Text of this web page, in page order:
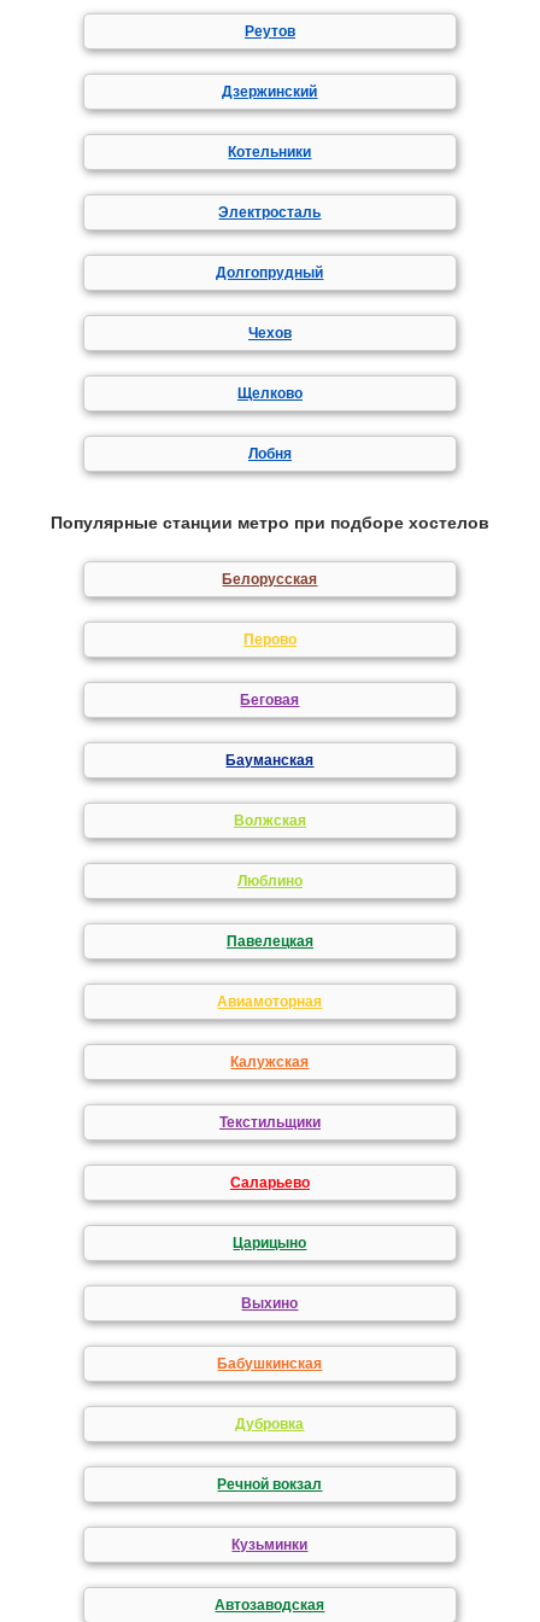
Реутов
Дзержинский
Котельники
Электросталь
Долгопрудный
Чехов
Щелково
Лобня
Популярные станции метро при подборе хостелов
Белорусская
Перово
Беговая
Бауманская
Волжская
Люблино
Павелецкая
Авиамоторная
Калужская
Текстильщики
Саларьево
Царицыно
Выхино
Бабушкинская
Дубровка
Речной вокзал
Кузьминки
Автозаводская